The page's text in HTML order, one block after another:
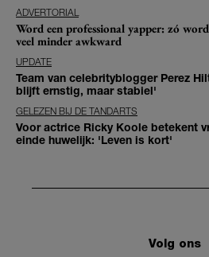
ADVERTORIAL
Word een professional yapper: zó
veel minder awkward
UPDATE
Team van celebrityblogger Perez
blijft ernstig, maar stabiel'
GELEZEN BIJ DE TANDARTS
Voor actrice Ricky Koole betekent
einde huwelijk: 'Leven is kort'
Volg ons